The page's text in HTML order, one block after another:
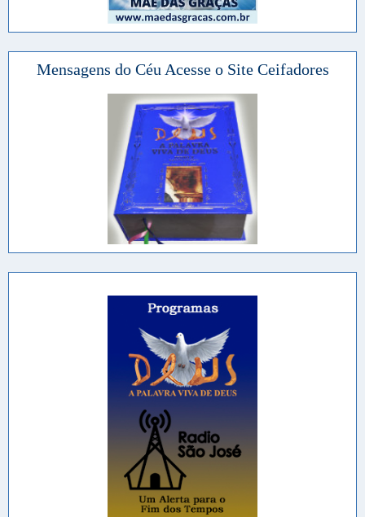
Mensagens do Céu Acesse o Site Ceifadores